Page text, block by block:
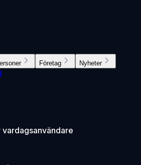
Företag Nyheter
vardagsanvändare